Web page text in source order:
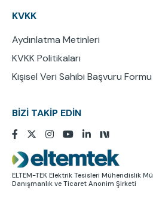
KVKK
Aydınlatma Metinleri
KVKK Politikaları
Kişisel Veri Sahibi Başvuru Formu
BİZİ TAKİP EDİN
Resim
ELTEM-TEK Elektrik Tesisleri Mühendislik
Danışmanlık ve Ticaret Anonim Şirketi